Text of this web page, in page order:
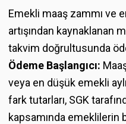
Emekli maaş zammı ve
artışından kaynaklanan
takvim doğrultusunda
Ödeme Başlangıcı:
veya en düşük emekli
fark tutarları, SGK
kapsamında emeklilerin